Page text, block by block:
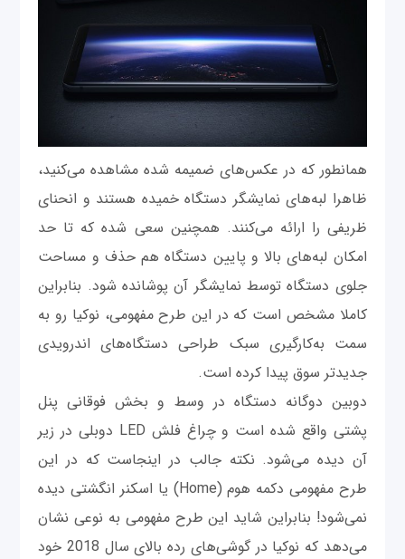
همانطور که در عکس‌های ضمیمه شده مشاهده می‌کنید،
ظاهرا لبه‌های نمایشگر دستگاه خمیده هستند و انحنای
ظریفی را ارائه می‌کنند. همچنین سعی شده که تا حد
امکان لبه‌های بالا و پایین دستگاه هم حذف و مساحت
جلوی دستگاه توسط نمایشگر آن پوشانده شود. بنابراین
کاملا مشخص است که در این طرح مفهومی، نوکیا رو به
سمت به‌کارگیری سبک طراحی دستگاه‌های اندرویدی
جدیدتر سوق پیدا کرده است.
دوبین دوگانه دستگاه در وسط و بخش فوقانی پنل
پشتی واقع شده است و چراغ فلش LED دوبلی در زیر
آن دیده می‌شود. نکته جالب در اینجاست که در این
طرح مفهومی دکمه هوم (Home) یا اسکنر انگشتی دیده
نمی‌شود! بنابراین شاید این طرح مفهومی به نوعی نشان
می‌دهد که نوکیا در گوشی‌های رده بالای سال 2018 خود